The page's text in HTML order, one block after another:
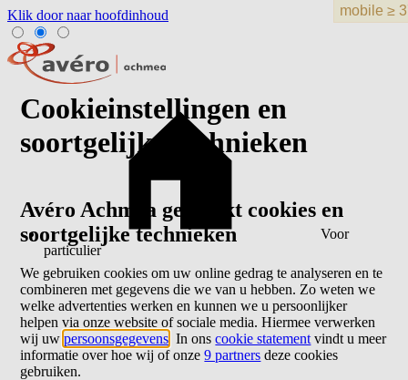
Klik door naar hoofdinhoud
Voor
particulier
Cookieinstellingen en
soortgelijke technieken
Avéro Achmea gebruikt cookies en
soortgelijke technieken
We gebruiken cookies om uw online gedrag te analyseren en te
combineren met gegevens die we van u hebben. Zo weten we
welke advertenties werken en kunnen we u persoonlijker
helpen via onze website of sociale media. Hiermee verwerken
wij uwpersoonsgegevens . In onscookie statement vindt u meer
informatie over hoe wij of onze9 partners deze cookies
gebruiken.